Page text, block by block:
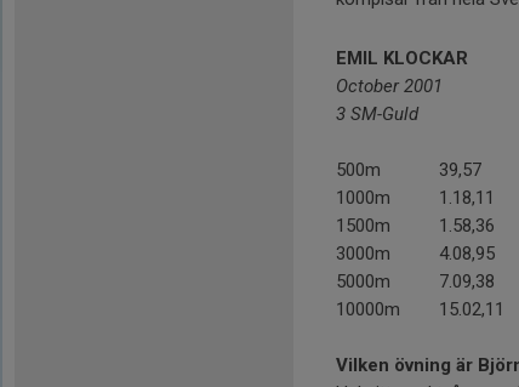
EMIL KLOCKAR
October 2001
3 SM-Guld
500m 39,57
1000m
1.18,11
1500m
1.58,36
3000m
4.08,95
5000m
7.09,38
10000m
15.02,11
Vilken övning är